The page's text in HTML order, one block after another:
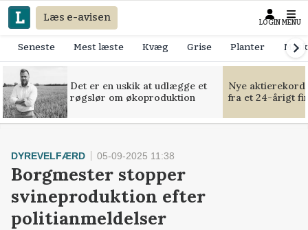
Læs e-avisen LOGIN MENU
Seneste Mest læste Kvæg Grise Planter
Det er en uskik at udlægge et
røgslør om økoproduktion
Nye
fra et 24-årigt
DYREVELFÆRD 05-09-2025 11:38
Borgmester stopper
svineproduktion efter
politianmeldelser